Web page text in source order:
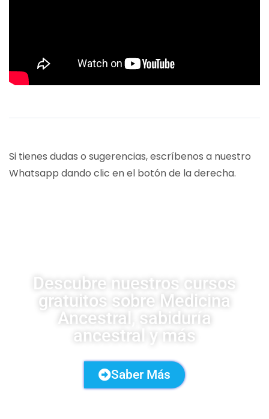
Si tienes dudas o sugerencias, escríbenos a nuestro
Whatsapp dando clic en el botón de la derecha.
Descubre nuestros cursos
gratuitos sobre Medicina
Ancestral, sabiduría
ancestral y más
Saber Más